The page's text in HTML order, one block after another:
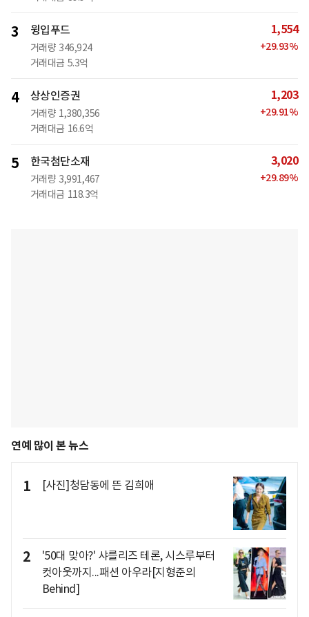
3 윙입푸드
거래량 346,924
거래대금 5.3억
1,554
+29.93%
4 상상인증권
거래량 1,380,356
거래대금 16.6억
1,203
+29.91%
5 한국첨단소재
거래량 3,991,467
거래대금 118.3억
3,020
+29.89%
연예 많이 본 뉴스
1 [사진]청담동에 뜬 김희애
2
'50대 맞아?' 샤를리즈 테론, 시스루부터
컷아웃까지...패션 아우라[지형준의
Behind]